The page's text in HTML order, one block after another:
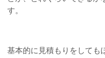
す。
基本的に見積もりをしても